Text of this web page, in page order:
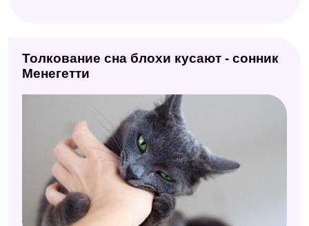
Толкование сна блохи кусают - сонник
Менегетти